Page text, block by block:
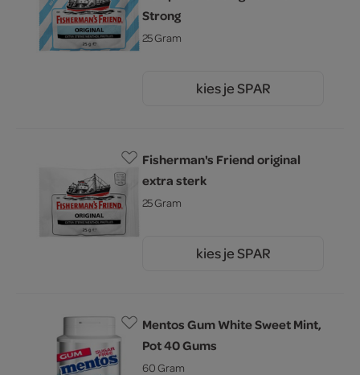
Strong
25 Gram
kies je SPAR
Fisherman's Friend original
extra sterk
25 Gram
kies je SPAR
Mentos Gum White Sweet Mint,
Pot 40 Gums
60 Gram